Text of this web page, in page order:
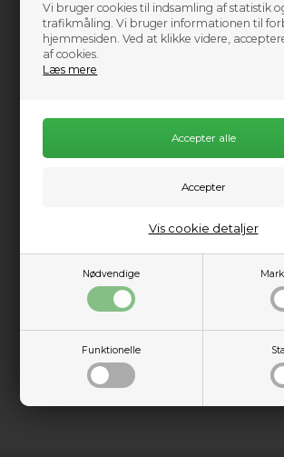
Vi bruger cookies til indsamling af statistik
trafikmåling. Vi bruger informationen til
hjemmesiden. Ved at klikke videre,
af cookies.
Læs mere
Nødvendige
Funktionelle
Vis cookie detaljer
Tilbuddet gælder brugte kajakker fra
ikke svigter den mindre øvede roer, samt
at ro i på tværs af bølger.
at tilpasse sædet til din krop og ønskede